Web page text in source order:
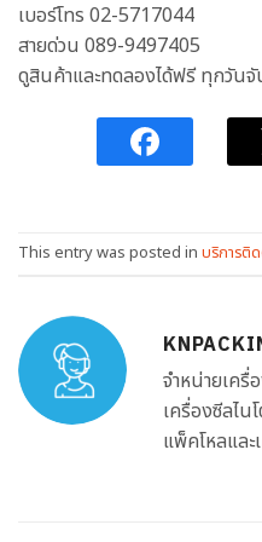
เบอร์โทร 02-5717044
สายด่วน 089-9497405
ดูสินค้าและทดลองได้ฟรี ทุกวัน
This entry was posted in บริการติ
จำหน่ายเค
เครื่องซีลไน
แพ็คโหลแล